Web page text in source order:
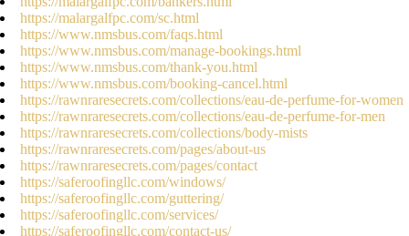
https://malargalfpc.com/sc.html
https://www.nmsbus.com/faqs.html
https://www.nmsbus.com/manage-bookings.html
https://www.nmsbus.com/thank-you.html
https://www.nmsbus.com/booking-cancel.html
https://rawnraresecrets.com/collections/eau-de-perfume-for-women
https://rawnraresecrets.com/collections/eau-de-perfume-for-men
https://rawnraresecrets.com/collections/body-mists
https://rawnraresecrets.com/pages/about-us
https://rawnraresecrets.com/pages/contact
https://saferoofingllc.com/windows/
https://saferoofingllc.com/guttering/
https://saferoofingllc.com/services/
https://saferoofingllc.com/contact-us/